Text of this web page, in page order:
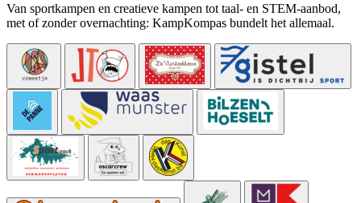
Van sportkampen en creatieve kampen tot taal- en STEM-aanbod,
met of zonder overnachting: KampKompas bundelt het allemaal.